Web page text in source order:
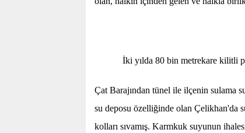
İki yılda 80 bin metrekare kilitli
Çat Barajından tünel ile ilçenin sulama
su deposu özelliğinde olan Çelikhan'da
kolları sıvamış. Karmkuk suyunun